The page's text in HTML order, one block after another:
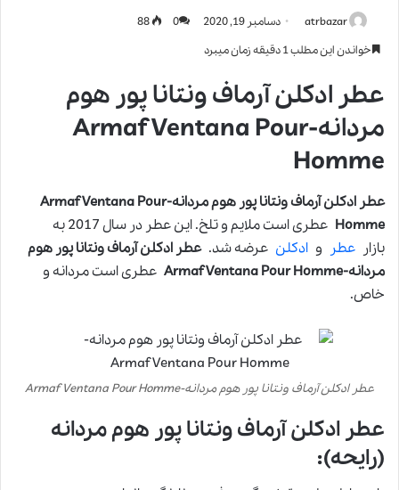
atrbazar دسامبر 19, 2020 0
خواندن این مطلب 1 دقیقه زمان میبرد
عطر ادکلن آرماف ونتانا پور هوم
مردانه-Armaf Ventana Pour
Homme
عطر ادکلن آرماف ونتانا پور هوم مردانه-Armaf Ventana Pour
Homme
عطری است ملایم و تلخ. این عطر در سال 2017 به
بازار عطر و ادکلن عرضه شد.عطر ادکلن آرماف ونتانا پور هوم
مردانه-Armaf Ventana Pour Homme
عطری است مردانه و
خاص.
عطر ادکلن آرماف ونتانا پور هوم مردانه-Armaf Ventana Pour Homme
عطر ادکلن آرماف ونتانا پور هوم مردانه
(رایحه):